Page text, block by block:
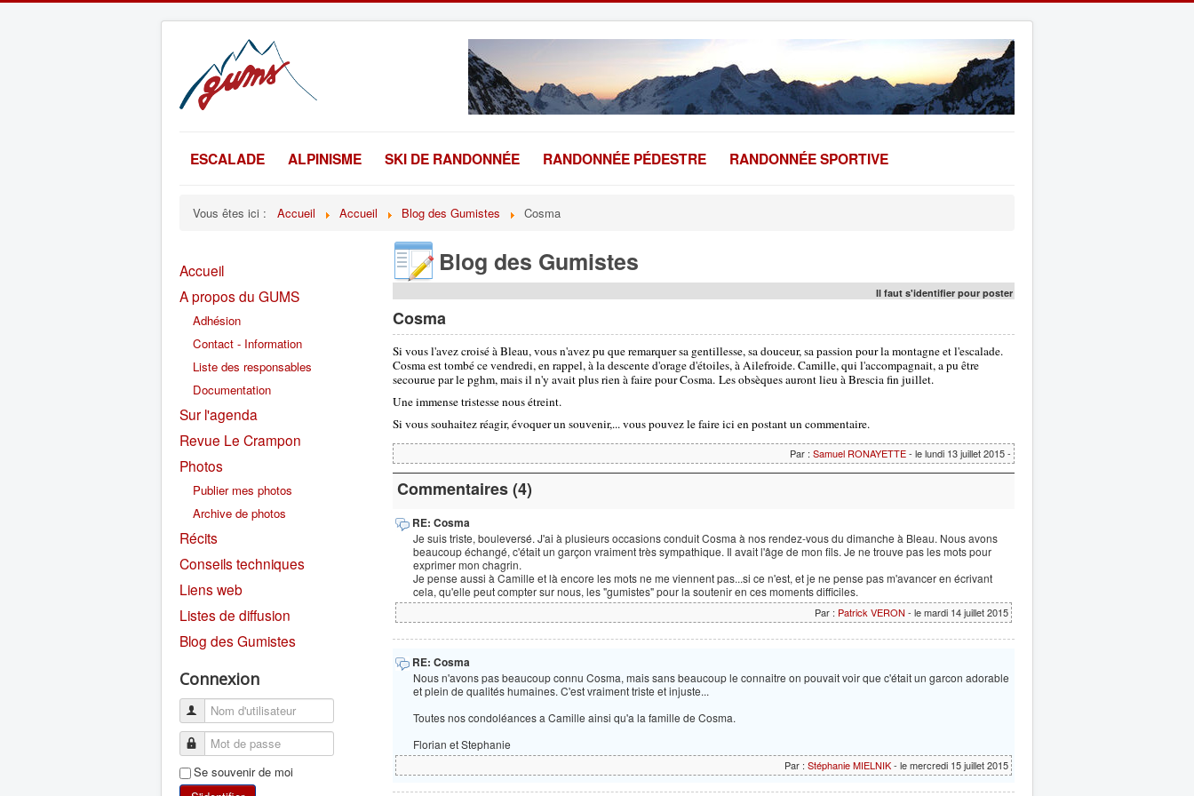
ESCALADE ALPINISME SKI DE RANDONNÉE RANDONNÉE PÉDESTRE RANDONNÉE SPORTIVE
Vous êtes ici : Accueil Accueil Blog des Gumistes Cosma
Accueil
A propos du GUMS
Adhésion
Contact - Information
Liste des responsables
Documentation
Sur l'agenda
Revue Le Crampon
Photos
Publier mes photos
Archive de photos
Récits
Conseils techniques
Liens web
Listes de diffusion
Blog des Gumistes
Connexion
Se souvenir de moi
Blog des Gumistes
Il faut s'identifier pour poster
Cosma
Si vous l'avez croisé à Bleau, vous n'avez pu que remarquer sa gentillesse, sa douceur, sa passion pour la montagne et l'escalade.
Cosma est tombé ce vendredi, en rappel, à la descente d'orage d'étoiles, à Ailefroide. Camille, qui l'accompagnait, a pu être
secourue par le pghm, mais il n'y avait plus rien à faire pour Cosma. Les obsèques auront lieu à Brescia fin juillet.
Une immense tristesse nous étreint.
Si vous souhaitez réagir, évoquer un souvenir,... vous pouvez le faire ici en postant un commentaire.
Par : Samuel RONAYETTE- le lundi 13 juillet 2015 -
Commentaires (4)
RE: Cosma
Je suis triste, bouleversé. J'ai à plusieurs occasions conduit Cosma à nos rendez-vous du dimanche à Bleau. Nous avons
beaucoup échangé, c'était un garçon vraiment très sympathique. Il avait l'âge de mon fils. Je ne trouve pas les mots pour
exprimer mon chagrin.
Je pense aussi à Camille et là encore les mots ne me viennent pas...si ce n'est, et je ne pense pas m'avancer en écrivant
cela, qu'elle peut compter sur nous, les "gumistes" pour la soutenir en ces moments difficiles.
Par : Patrick VERON - le mardi 14 juillet 2015
RE: Cosma
Nous n'avons pas beaucoup connu Cosma, mais sans beaucoup le connaitre on pouvait voir que c'était un garcon adorable
et plein de qualités humaines. C'est vraiment triste et injuste...
Toutes nos condoléances a Camille ainsi qu'a la famille de Cosma.
Florian et Stephanie
Par : Stéphanie MIELNIK- le mercredi 15 juillet 2015